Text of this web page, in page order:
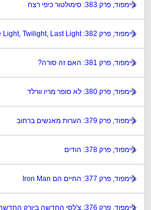
גיימפוד, פרק 383: סימולטור כיפי רצח
גיימפוד, פרק 382: First Light, Middle Light, Twilight, Last Light
גיימפוד, פרק 381: האם זה סורה?
גיימפוד, פרק 380: לא סופר מריו וורלד
גיימפוד, פרק 379: הערות מאנשים ברחוב
גיימפוד, פרק 378: הודים
גיימפוד, פרק 377: החיים הם Iron Man
גיימפוד, פרק 376: צ'לסי החדשה ביורק החדשה